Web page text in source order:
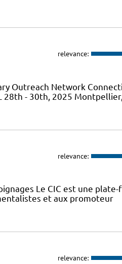
relevance:
Outreach Network
28th - 30th, 2025
relevance:
Le CIC est une plate-
et aux promoteur
relevance: